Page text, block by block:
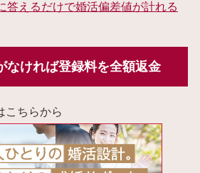
答えるだけで婚活偏差値が計れる
なければ登録料を全額返金
こちらから